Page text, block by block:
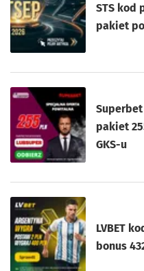
STS kod
pakiet
Superbet
pakiet
GKS-u
LVBET
bonus